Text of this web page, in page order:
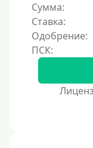
Сумма:
Ставка:
Одобрение: